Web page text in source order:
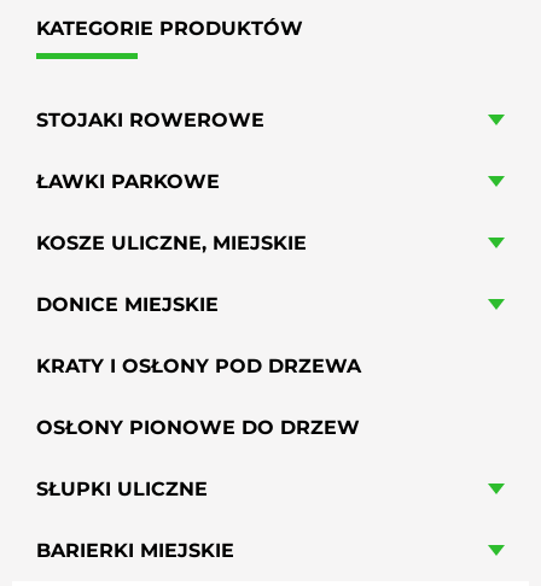
KATEGORIE PRODUKTÓW
STOJAKI ROWEROWE
ŁAWKI PARKOWE
KOSZE ULICZNE, MIEJSKIE
DONICE MIEJSKIE
KRATY I OSŁONY POD DRZEWA
OSŁONY PIONOWE DO DRZEW
SŁUPKI ULICZNE
BARIERKI MIEJSKIE